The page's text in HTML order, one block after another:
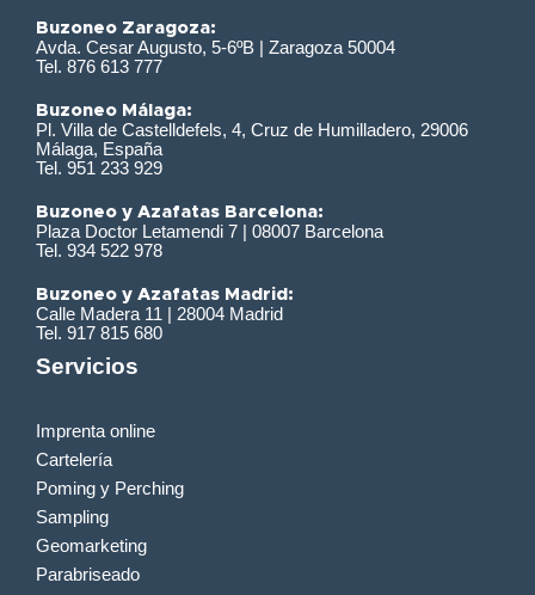
Buzoneo Zaragoza:
Avda. Cesar Augusto, 5-6ºB | Zaragoza 50004
Tel. 876 613 777
Buzoneo Málaga:
Pl. Villa de Castelldefels, 4, Cruz de Humilladero, 29006
Málaga, España
Tel. 951 233 929
Buzoneo y Azafatas Barcelona:
Plaza Doctor Letamendi 7 | 08007 Barcelona
Tel. 934 522 978
Buzoneo y Azafatas Madrid:
Calle Madera 11 | 28004 Madrid
Tel. 917 815 680
Servicios
Imprenta online
Cartelería
Poming y Perching
Sampling
Geomarketing
Parabriseado